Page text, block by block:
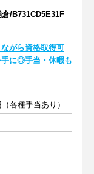
/B731CD5E31F
ながら資格取得可
に◎手当・休暇も
各種手当あり）